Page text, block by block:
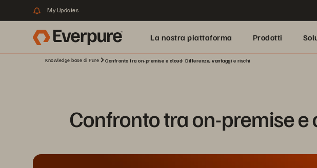
My Updates
La nostra piattaforma Prodotti
Knowledge base di Pure Confronto tra on-premise e cloud: Differenze, vantaggi e rischi
Confronto tra on-premise